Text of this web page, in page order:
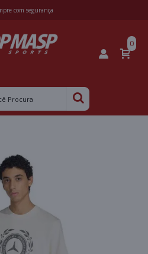
e Sudeste acima de R$499,99
0